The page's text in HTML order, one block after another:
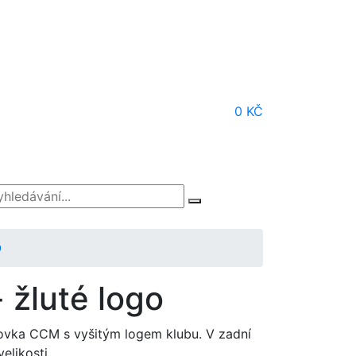
0 KČ
žluté logo
CCM s vyšitým logem klubu. V zadní